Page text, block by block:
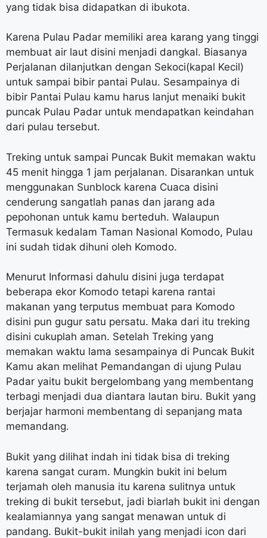
yang tidak bisa didapatkan di ibukota.
Karena Pulau Padar memiliki area karang yang tinggi
membuat air laut disini menjadi dangkal. Biasanya
Perjalanan dilanjutkan dengan Sekoci(kapal Kecil)
untuk sampai bibir pantai Pulau. Sesampainya di
bibir Pantai Pulau kamu harus lanjut menaiki bukit
puncak Pulau Padar untuk mendapatkan keindahan
dari pulau tersebut.
Treking untuk sampai Puncak Bukit memakan waktu
45 menit hingga 1 jam perjalanan. Disarankan untuk
menggunakan Sunblock karena Cuaca disini
cenderung sangatlah panas dan jarang ada
pepohonan untuk kamu berteduh. Walaupun
Termasuk kedalam Taman Nasional Komodo, Pulau
ini sudah tidak dihuni oleh Komodo.
Menurut Informasi dahulu disini juga terdapat
beberapa ekor Komodo tetapi karena rantai
makanan yang terputus membuat para Komodo
disini pun gugur satu persatu. Maka dari itu treking
disini cukuplah aman. Setelah Treking yang
memakan waktu lama sesampainya di Puncak Bukit
Kamu akan melihat Pemandangan di ujung Pulau
Padar yaitu bukit bergelombang yang membentang
terbagi menjadi dua diantara lautan biru. Bukit yang
berjajar harmoni membentang di sepanjang mata
memandang.
Bukit yang dilihat indah ini tidak bisa di treking
karena sangat curam. Mungkin bukit ini belum
terjamah oleh manusia itu karena sulitnya untuk
treking di bukit tersebut, jadi biarlah bukit ini dengan
kealamiannya yang sangat menawan untuk di
pandang. Bukit-bukit inilah yang menjadi icon dari